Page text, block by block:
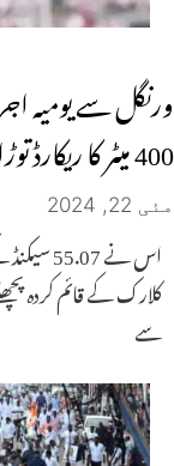
ورنگل سے یومیہ
400 میٹر کا ریکارڈ توڑا۔
مئی 22, 2024
اس نے
کلارک کے قائم کردہ
سے